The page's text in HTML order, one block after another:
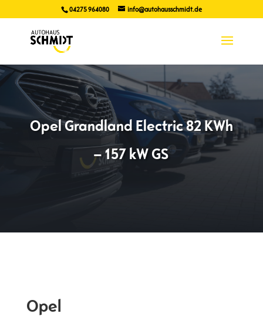
04275 964080 info@autohausschmidt.de
Opel Grandland Electric 82 KWh
– 157 kW GS
Opel